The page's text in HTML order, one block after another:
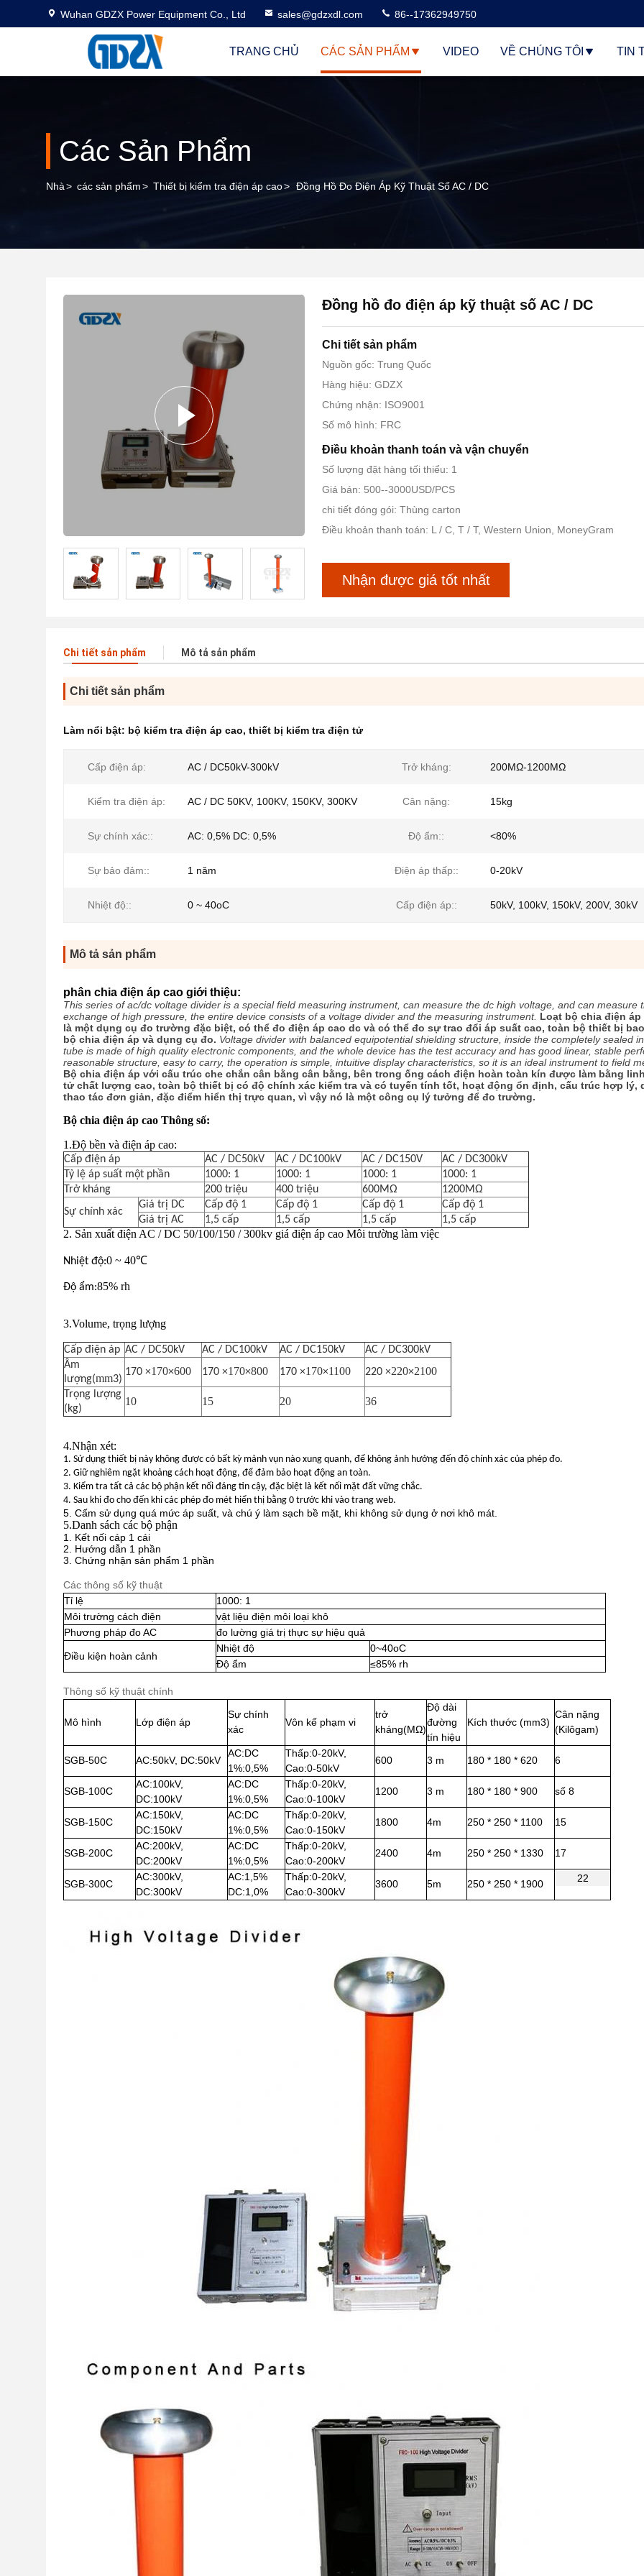
Wuhan GDZX Power Equipment Co., Ltd sales@gdzxdl.com 86--17362949750
TRANG CHỦ CÁC SẢN PHẨM VIDEO VỀ CHÚNG TÔI TIN
Các Sản Phẩm
Nhà> các sản phẩm> Thiết bị kiểm tra điện áp cao> Đồng Hồ Đo Điện Áp Kỹ Thuật Số AC / DC
Đồng hồ đo điện áp kỹ thuật số AC / DC
Chi tiết sản phẩm
Nguồn gốc: Trung Quốc
Hàng hiệu: GDZX
Chứng nhận: ISO9001
Số mô hình: FRC
Điều khoản thanh toán và vận chuyển
Số lượng đặt hàng tối thiểu: 1
Giá bán: 500--3000USD/PCS
chi tiết đóng gói: Thùng carton
Điều khoản thanh toán: L / C, T / T, Western Union, MoneyGram
Nhận được giá tốt nhất
Chi tiết sản phẩm Mô tả sản phẩm
Chi tiết sản phẩm
Làm nổi bật: bộ kiểm tra điện áp cao, thiết bị kiểm tra điện tử
Cấp điện áp: AC / DC50kV-300kV Trở kháng: 200MΩ-1200MΩ
Kiểm tra điện áp: AC / DC 50KV, 100KV, 150KV, 300KV Cân nặng: 15kg
Sự chính xác:: AC: 0,5% DC: 0,5% Độ ẩm:: <80%
Sự bảo đảm:: 1 năm Điện áp thấp:: 0-20kV
Nhiệt độ:: 0 ~ 40oC Cấp điện áp:: 50kV, 100kV, 150kV, 200V, 30kV
Mô tả sản phẩm
phân chia điện áp cao giới thiệu:
This series of ac/dc voltage divider is a special field measuring instrument, can measure the dc high voltage, and can measure
exchange of high pressure, the entire device consists of a voltage divider and the measuring instrument. Loạt bộ chia điện áp
là một dụng cụ đo trường đặc biệt, có thể đo điện áp cao dc và có thể đo sự trao đổi áp suất cao, toàn bộ thiết bị
bộ chia điện áp và dụng cụ đo. Voltage divider with balanced equipotential shielding structure, inside the completely sealed
tube is made of high quality electronic components, and the whole device has the test accuracy and has good linear, stable
reasonable structure, easy to carry, the operation is simple, intuitive display characteristics, so it is an ideal instrument to field
Bộ chia điện áp với cấu trúc che chắn cân bằng cân bằng, bên trong ống cách điện hoàn toàn kín được làm bằng
tử chất lượng cao, toàn bộ thiết bị có độ chính xác kiểm tra và có tuyến tính tốt, hoạt động ổn định, cấu trúc hợp lý,
thao tác đơn giản, đặc điểm hiển thị trực quan, vì vậy nó là một công cụ lý tưởng để đo trường.
Bộ chia điện áp cao Thông số:
1.Độ bền và điện áp cao:
Cấp điện áp AC / DC50kV AC / DC100kV AC / DC150V
AC / DC300kV
Tỷ lệ áp suất một phần
1000: 1 1000: 1 1000: 1
1000: 1
Trở kháng
200 triệu 400 triệu 600MΩ
1200MΩ
Sự chính xác
Giá trị DC Cấp độ 1 Cấp độ 1 Cấp độ 1
Cấp độ 1
Giá trị AC
1,5 cấp 1,5 cấp 1,5 cấp 1,5 cấp
2. Sản xuất điện AC / DC 50/100/150 / 300kv giá điện áp cao Môi trường làm việc
Nhiệt độ:0 ~ 40℃
Độ ẩm:85% rh
3.Volume, trọng lượng
Cấp điện áp AC / DC50kV AC / DC100kV AC / DC150kV
AC / DC300kV
Âm
lượng(mm3)
170 ×170×600 170 ×170×800 170 ×170×1100 220 ×220×2100
Trọng lượng
(kg)
10 15 20 36
4.Nhận xét:
1. Sử dụng thiết bị này không được có bất kỳ mảnh vụn nào xung quanh, để không ảnh hưởng đến độ chính xác của phép đo.
2. Giữ nghiêm ngặt khoảng cách hoạt động, để đảm bảo hoạt động an toàn.
3. Kiểm tra tất cả các bộ phận kết nối đáng tin cậy, đặc biệt là kết nối mặt đất vững chắc.
4. Sau khi đo cho đến khi các phép đo mét hiển thị bằng 0 trước khi vào trang web.
5. Cấm sử dụng quá mức áp suất, và chú ý làm sạch bề mặt, khi không sử dụng ở nơi khô mát.
5.Danh sách các bộ phận
1. Kết nối cáp 1 cái
2. Hướng dẫn 1 phần
3. Chứng nhận sản phẩm 1 phần
Các thông số kỹ thuật
Tỉ lệ
1000: 1
Môi trường cách điện
vật liệu điện môi loại khô
Phương pháp đo AC
đo lường giá trị thực sự hiệu quả
Điều kiện hoàn cảnh
Nhiệt độ 0~40oC
Độ ẩm
≤85% rh
Thông số kỹ thuật chính
Mô hình Lớp điện áp
Sự chính
xác
Vôn kế phạm vi
trở
kháng(MΩ)
Độ dài
đường
tín hiệu
Kích thước (mm3)
Cân nặng
(Kilôgam)
SGB-50C AC:50kV, DC:50kV
AC:DC
1%:0,5%
Thấp:0-20kV,
Cao:0-50kV
600 3 m 180 * 180 * 620 6
SGB-100C
AC:100kV,
DC:100kV
AC:DC
1%:0,5%
Thấp:0-20kV,
Cao:0-100kV
1200 3 m 180 * 180 * 900 số 8
SGB-150C
AC:150kV,
DC:150kV
AC:DC
1%:0,5%
Thấp:0-20kV,
Cao:0-150kV
1800 4m 250 * 250 * 1100 15
SGB-200C
AC:200kV,
DC:200kV
AC:DC
1%:0,5%
Thấp:0-20kV,
Cao:0-200kV
2400 4m 250 * 250 * 1330 17
SGB-300C
AC:300kV,
DC:300kV
AC:1,5%
DC:1,0%
Thấp:0-20kV,
Cao:0-300kV
3600 5m 250 * 250 * 1900 22